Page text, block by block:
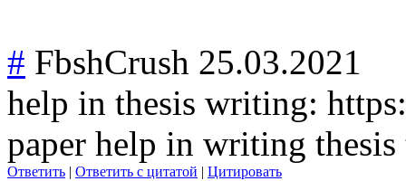
# FbshCrush 25.03.2021
help in thesis writing:
paper help in writing thesis
Ответить | Ответить с цитатой | Цитировать